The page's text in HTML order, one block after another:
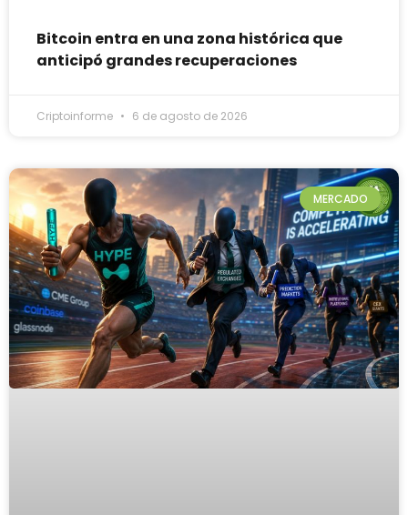
Bitcoin entra en una zona histórica que
anticipó grandes recuperaciones
Criptoinforme 6 de agosto de 2026
MERCADO